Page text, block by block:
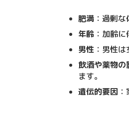
肥満 ：過剰
年齢 ：加齢
男性 ：男性
飲酒や薬物の
ます。
遺伝的要因